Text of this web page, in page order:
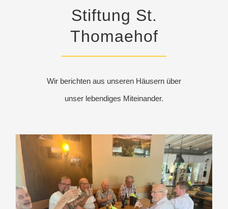
Stiftung St.
Thomaehof
Wir berichten aus unseren Häusern über
unser lebendiges Miteinander.